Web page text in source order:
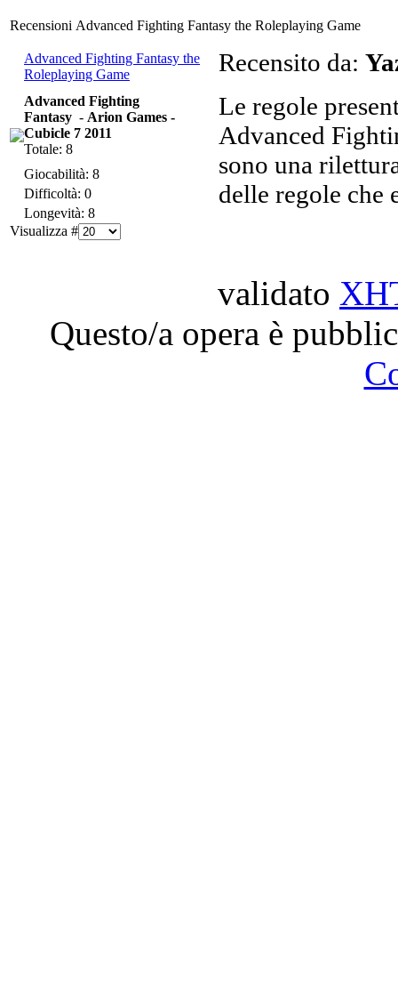
Recensioni Advanced Fighting Fantasy the Roleplaying Game
Advanced Fighting Fantasy the
Roleplaying Game
Recensito da:
Le regole
Advanced
sono una
delle regole che
Advanced Fighting
Fantasy - Arion Games -
Cubicle 7 2011
Totale: 8
Giocabilità: 8
Difficoltà: 0
Longevità: 8
Visualizza #
validato
Questo/a opera è